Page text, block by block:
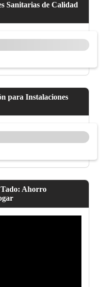
Sanitarias de Calidad
para Instalaciones
Tado: Ahorro